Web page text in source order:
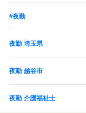
#夜勤
夜勤 埼玉県
夜勤 越谷市
夜勤 介護福祉士